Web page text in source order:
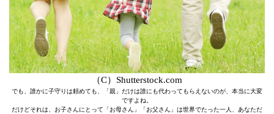
（C）Shutterstock.com
でも、誰かに子守りは頼めても、「親」だけは誰にも代わってもらえないのが、本当に大変
ですよね。
だけどそれは、お子さんにとって「お母さん」「お父さん」は世界でたった一人、あなただ